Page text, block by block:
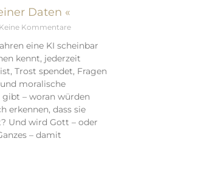
Daten «
Kommentare
eine KI scheinbar
kennt, jederzeit
Trost spendet, Fragen
moralische
– woran würden
erkennen, dass sie
Und wird Gott – oder
– damit